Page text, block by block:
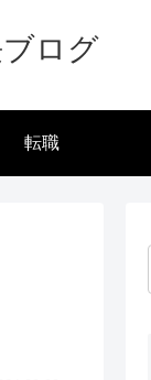
ログ
転職